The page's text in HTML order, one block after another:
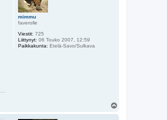
mimmu
faverolle
Viestit: 725
Liittynyt: 06 Touko 2007, 12:59
Paikkakunta: Etelä-Savo/Sulkava